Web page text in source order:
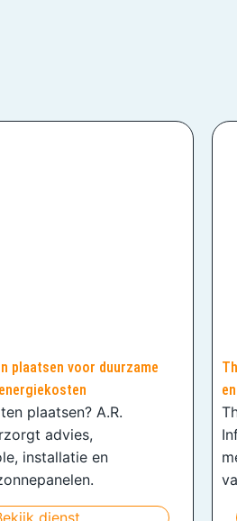
plaatsen voor duurzame
plaatsen? A.R.
advies,
installatie en